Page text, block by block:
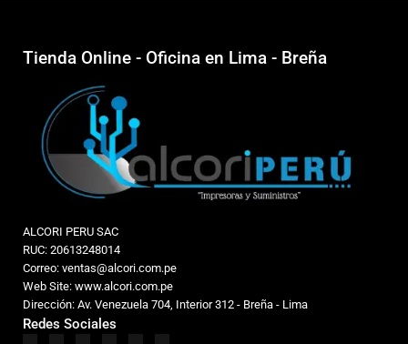
Tienda Online - Oficina en Lima - Breña
ALCORI PERU SAC
RUC: 20613248014
Correo: ventas@alcori.com.pe
Web Site: www.alcori.com.pe
Dirección: Av. Venezuela 704, Interior 312 - Breña - Lima
Redes Sociales